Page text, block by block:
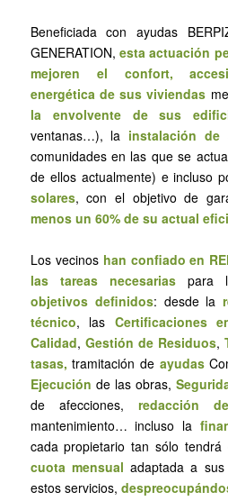
Beneficiada con ayudas
GENERATION, esta actuación
mejoren el confort,
energética de sus viviendas
la envolvente de sus
ventanas…), la instalación de
comunidades en las que se
de ellos actualmente) e incluso
solares, con el objetivo de
menos un 60% de su actual
Los vecinos han confiado en
las tareas necesariaspara
objetivos definidos: desde la
técnico, las Certificaciones
Calidad, Gestión de Residuos,
tasas, tramitación de ayudas
Ejecución de las obras,
de afecciones, redacción
mantenimiento… incluso la
cada propietario tan sólo
cuota mensual adaptada a sus
estos servicios,